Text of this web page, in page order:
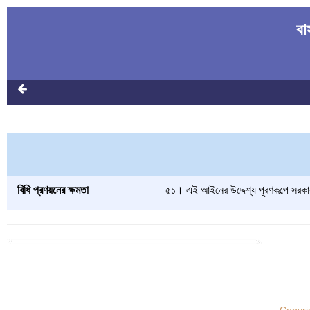
বিধি প্রণয়নের ক্ষমতা ৫১। এই আইনের উদ্দেশ্য পূরণকল্পে সরকার,